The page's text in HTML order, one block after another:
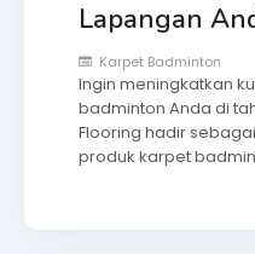
Lapangan
Karpet Badminton
Ingin meningkatkan
badminton Anda di
Flooring hadir
produk karpet